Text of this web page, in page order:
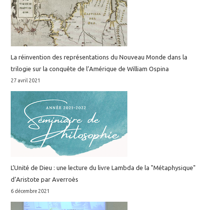
La réinvention des représentations du Nouveau Monde dans la
trilogie sur la conquête de l’Amérique de William Ospina
27 avril 2021
L’Unité de Dieu : une lecture du livre Lambda de la "Métaphysique"
d’Aristote par Averroès
6 décembre 2021